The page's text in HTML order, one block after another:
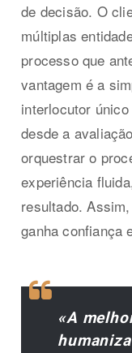
de decisão. O
múltiplas
processo que
vantagem é a
interlocutor
desde a
orquestrar o
experiência
resultado.
ganha confiança
«A